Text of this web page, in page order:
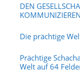
DEN
Die prächtige
Prächtige
Welt auf 64